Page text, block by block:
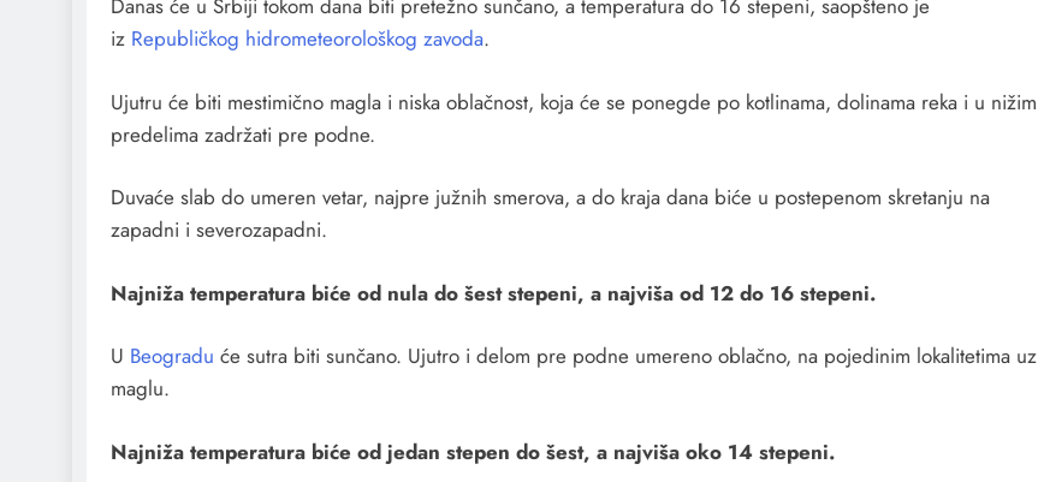
Danas će u Srbiji tokom dana biti pretežno sunčano, a temperatura do 16 stepeni, saopšteno je
iz Republičkog hidrometeorološkog zavoda.
Ujutru će biti mestimično magla i niska oblačnost, koja će se ponegde po kotlinama, dolinama reka i u nižim
predelima zadržati pre podne.
Duvaće slab do umeren vetar, najpre južnih smerova, a do kraja dana biće u postepenom skretanju na
zapadni i severozapadni.
Najniža temperatura biće od nula do šest stepeni, a najviša od 12 do 16 stepeni.
U Beogradu će sutra biti sunčano. Ujutro i delom pre podne umereno oblačno, na pojedinim lokalitetima uz
maglu.
Najniža temperatura biće od jedan stepen do šest, a najviša oko 14 stepeni.